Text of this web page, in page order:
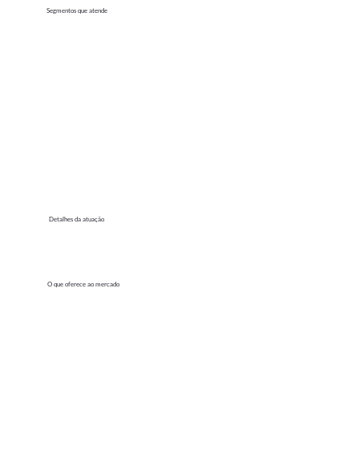
Detalhes da atuação
O que oferece ao mercado
Segmentos que atende